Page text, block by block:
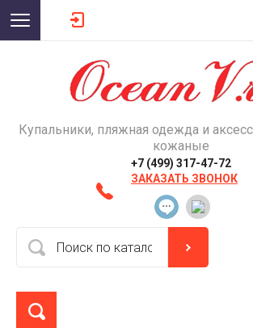
Купальники, пляжная одежда и
кожаные
+7 (499) 317-47-72
ЗАКАЗАТЬ ЗВОНОК